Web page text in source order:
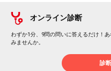
オンライン診断
わずか1分、9問の問いに答えるだけ！
みませんか。
診